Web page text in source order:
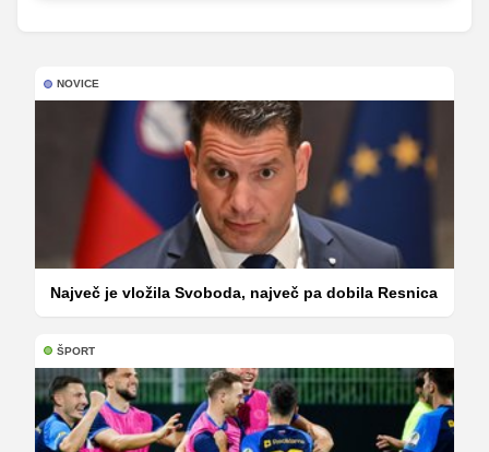
NOVICE
Največ je vložila Svoboda, največ pa dobila Resnica
ŠPORT